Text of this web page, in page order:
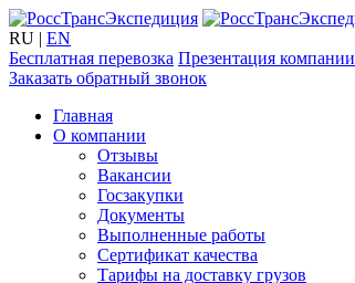
RU | EN
Бесплатная перевозка Презентация компании
Заказать обратный звонок
Главная
О компании
Отзывы
Вакансии
Госзакупки
Документы
Выполненные работы
Сертификат качества
Тарифы на доставку грузов